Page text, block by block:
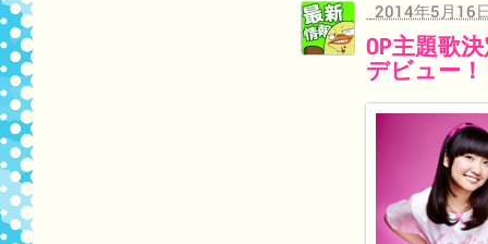
2014年5月16
OP主題歌
デビュー